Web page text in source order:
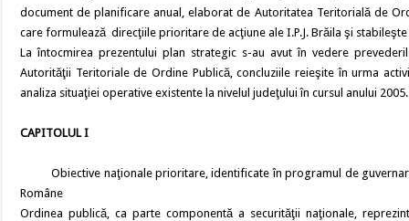
document de planificare anual, elaborat de Autoritatea Teritorială de
care formulează direcţiile prioritare de acţiune ale I.P.J. Brăila şi
La întocmirea prezentului plan strategic s-au avut în vedere
Autorităţii Teritoriale de Ordine Publică, concluziile reieşite în urma
analiza situaţiei operative existente la nivelul judeţului în cursul anului 2005.
CAPITOLUL I
Obiective naţionale prioritare, identificate în programul de
Române
Ordinea publică, ca parte componentă a securităţii naţionale,